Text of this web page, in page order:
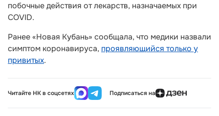
побочные действия от лекарств, назначаемых при
COVID.
Ранее «Новая Кубань» сообщала, что медики назвали
симптом коронавируса, проявляющийся только у
привитых.
Читайте НК в соцсетях Подписаться на